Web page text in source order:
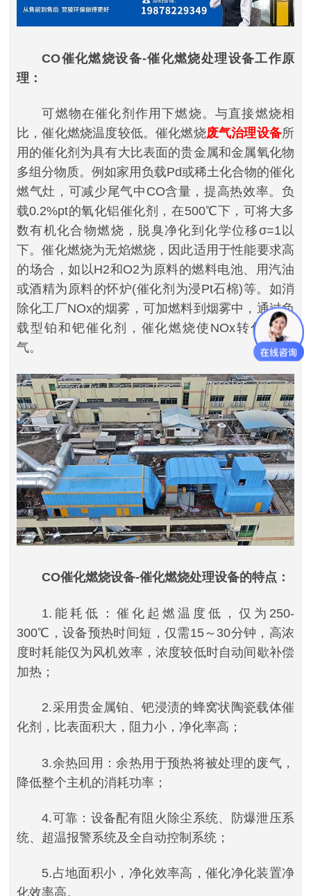
CO催化燃烧设备-催化燃烧处理设备工作原
理：
可燃物在催化剂作用下燃烧。与直接燃烧相
比，催化燃烧温度较低。催化燃烧废气治理设备所
用的催化剂为具有大比表面的贵金属和金属氧化物
多组分物质。例如家用负载Pd或稀土化合物的催化
燃气灶，可减少尾气中CO含量，提高热效率。负
载0.2%pt的氧化铝催化剂，在500℃下，可将大多
数有机化合物燃烧，脱臭净化到化学位移σ=1以
下。催化燃烧为无焰燃烧，因此适用于性能要求高
的场合，如以H2和O2为原料的燃料电池、用汽油
或酒精为原料的怀炉(催化剂为浸Pt石棉)等。如消
除化工厂NOx的烟雾，可加燃料到烟雾中，通过负
载型铂和钯催化剂，催化燃烧使NOx转化为N2
气。
CO催化燃烧设备-催化燃烧处理设备的特点：
1.能耗低：催化起燃温度低，仅为250-
300℃，设备预热时间短，仅需15～30分钟，高浓
度时耗能仅为风机效率，浓度较低时自动间歇补偿
加热；
2.采用贵金属铂、钯浸渍的蜂窝状陶瓷载体催
化剂，比表面积大，阻力小，净化率高；
3.余热回用：余热用于预热将被处理的废气，
降低整个主机的消耗功率；
4.可靠：设备配有阻火除尘系统、防爆泄压系
统、超温报警系统及全自动控制系统；
5.占地面积小，净化效率高，催化净化装置净
化效率高。